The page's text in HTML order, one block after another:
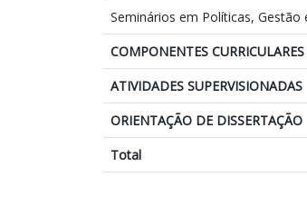
Seminários em Políticas, Gestão
COMPONENTES
ATIVIDADES SUPERVISIONADAS
ORIENTAÇÃO DE DISSERTAÇÃO
Total